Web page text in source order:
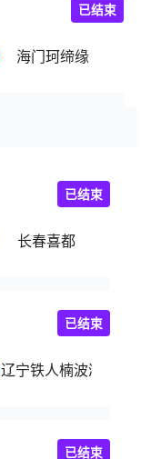
海门珂缔缘
已结束
长春喜都
已结束
辽宁铁人楠波湾
已结束
已结束